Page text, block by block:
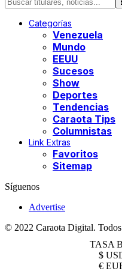
Categorías
Venezuela
Mundo
EEUU
Sucesos
Show
Deportes
Tendencias
Caraota Tips
Columnistas
Link Extras
Favoritos
Sitemap
Síguenos
Advertise
© 2022 Caraota Digital. Todos
TASA
$
€